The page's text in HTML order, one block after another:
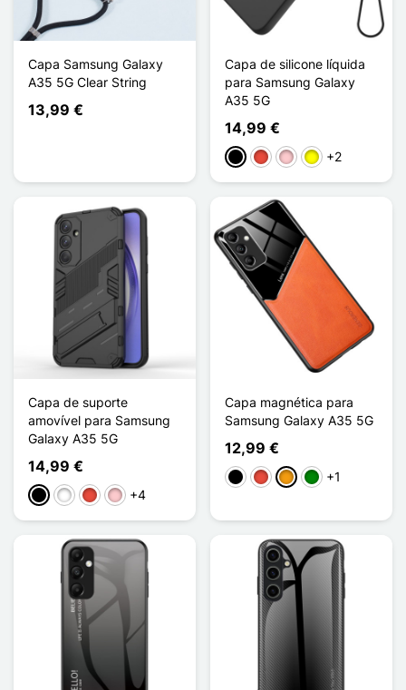
Capa Samsung Galaxy
A35 5G Clear String
13,99 €
Capa de silicone líquida
para Samsung Galaxy
A35 5G
14,99 €
PretoVermelho
RosaAmarelo
+2
Capa de suporte
amovível para Samsung
Galaxy A35 5G
14,99 €
PretoBrancoVermelho
Rosa+4
Capa magnética para
Samsung Galaxy A35 5G
12,99 €
PretoVermelho
LaranjaVerde
+1